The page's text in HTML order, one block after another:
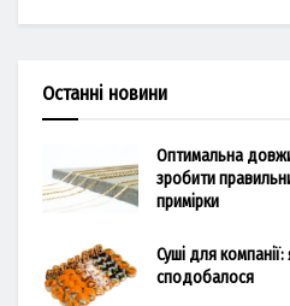
Останні новини
Оптимальна
зробити
примірки
Суші для
сподобалося